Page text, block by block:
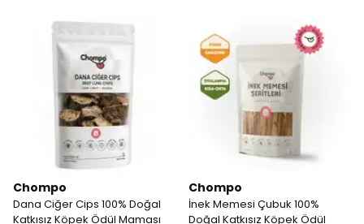
Chompo
Dana Ciğer Cips 100% Doğal
Katkısız Köpek Ödül Maması
Chompo
İnek Memesi Çubuk 100%
Doğal Katkısız Köpek Ödül